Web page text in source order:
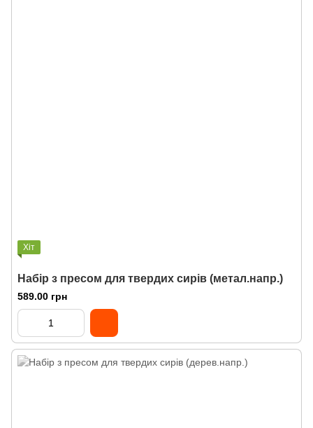
Хіт
Набір з пресом для твердих сирів (метал.напр.)
589.00 грн